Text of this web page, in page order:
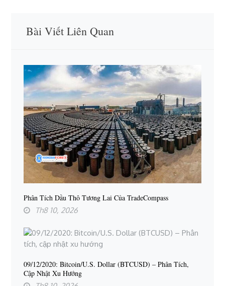
Bài Viết Liên Quan
Phân Tích Dầu Thô Tương Lai Của TradeCompass
Th8 10, 2026
09/12/2020: Bitcoin/U.S. Dollar (BTCUSD) – Phân Tích,
Cập Nhật Xu Hướng